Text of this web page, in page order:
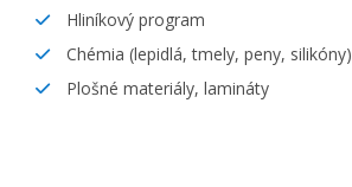
Hliníkový program
Chémia (lepidlá, tmely, peny, silikóny)
Plošné materiály, lamináty